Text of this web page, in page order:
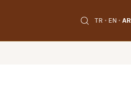
AR
EN
TR